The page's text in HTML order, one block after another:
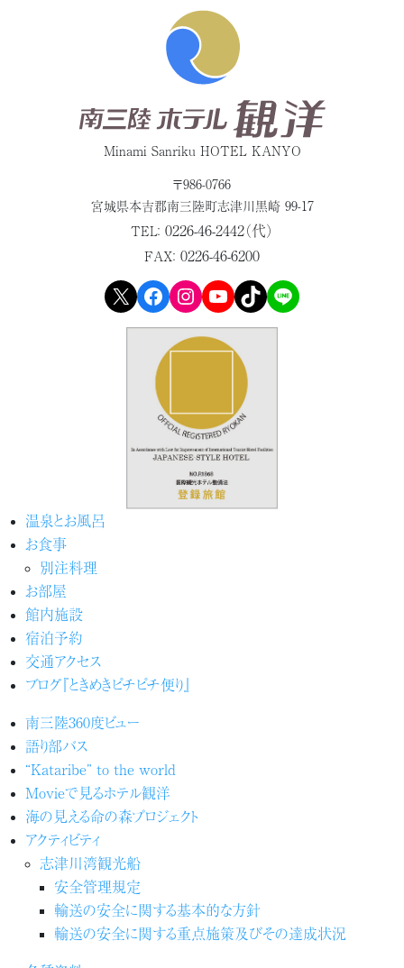
Minami Sanriku HOTEL KANYO
〒986-0766
宮城県本吉郡南三陸町志津川黒崎 99-17
TEL： 0226-46-2442（代）
FAX： 0226-46-6200
X Facebook Instagram YouTube TikTok LINE
温泉とお風呂
お食事
別注料理
お部屋
館内施設
宿泊予約
交通アクセス
ブログ『ときめきピチピチ便り』
南三陸360度ビュー
語り部バス
“Kataribe” to the world
Movieで見るホテル観洋
海の見える命の森プロジェクト
アクティビティ
志津川湾観光船
安全管理規定
輸送の安全に関する基本的な方針
輸送の安全に関する重点施策及びその達成状況